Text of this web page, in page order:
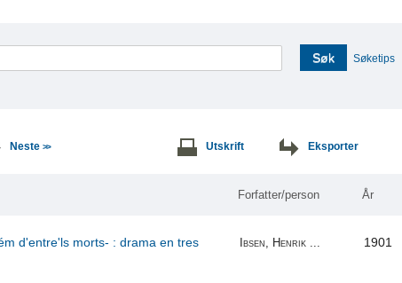
Søk Søketips
Neste >> Utskrift Eksporter
Forfatter/person År
d'entre'ls morts- : drama en tres
Ibsen, Henrik ... 1901